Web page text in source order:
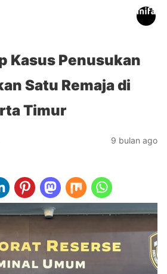
Kasus Penusukan
Satu Remaja di
Timur
9 bulan ago